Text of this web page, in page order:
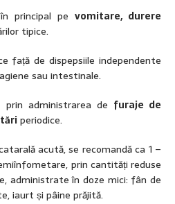
principal pe vomitare, durere
tipice.
față de dispepsiile independente
sau intestinale.
administrarea de furaje de
periodice.
acută, se recomandă ca 1 –
prin cantități reduse
administrate în doze mici: fân de
iaurt și pâine prăjită.